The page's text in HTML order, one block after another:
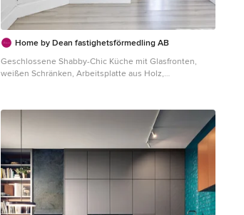
Home by Dean fastighetsförmedling AB
Geschlossene Shabby-Chic Küche mit Glasfronten,
weißen Schränken, Arbeitsplatte aus Holz,